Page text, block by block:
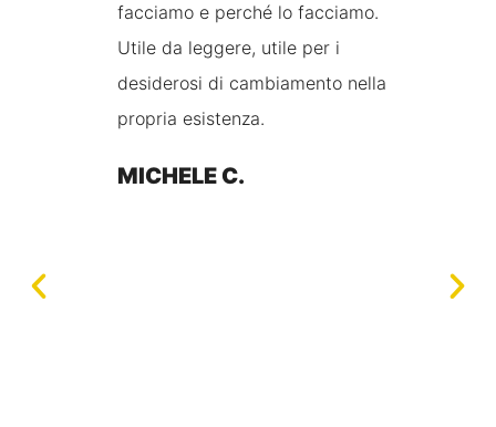
facciamo e perché lo facciamo.
Utile da leggere, utile per i
desiderosi di cambiamento nella
propria esistenza.
MICHELE C.